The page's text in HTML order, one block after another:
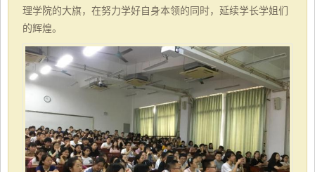
理学院的大旗，在努力学好自身本领的同时，延续学长学姐们
的辉煌。